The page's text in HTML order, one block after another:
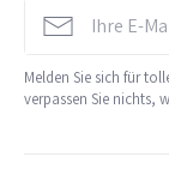
Dekoration und
behandeln
Kaufen Sie nach
Kontakt
Handelskammer:
Melden Sie sich für
verpassen Sie nichts,